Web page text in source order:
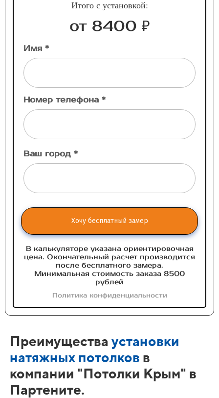
Итого с установкой:
от 8400 ₽
Имя *
Номер телефона *
Ваш город *
Хочу бесплатный замер
В калькуляторе указана ориентировочная
цена. Окончательный расчет производится
после бесплатного замера.
Минимальная стоимость заказа 8500
рублей
Политика конфиденциальности
Преимущества установки
натяжных потолков в
компании "Потолки Крым" в
Партените.